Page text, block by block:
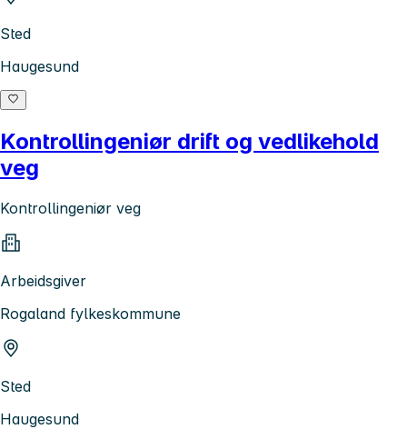
Sted
Haugesund
Kontrollingeniør drift og vedlikehold
veg
Kontrollingeniør veg
Arbeidsgiver
Rogaland fylkeskommune
Sted
Haugesund